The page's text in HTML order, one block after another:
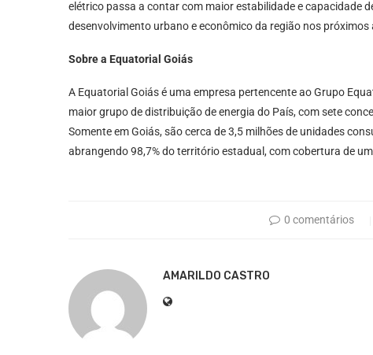
elétrico passa a contar com maior estabilidade e capacidade
desenvolvimento urbano e econômico da região nos próximos
Sobre a Equatorial Goiás
A Equatorial Goiás é uma empresa pertencente ao Grupo
maior grupo de distribuição de energia do País, com sete
Somente em Goiás, são cerca de 3,5 milhões de unidades
abrangendo 98,7% do território estadual, com cobertura de
0 comentários
AMARILDO CASTRO